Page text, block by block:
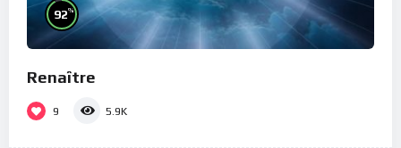
92%
Renaître
9 5.9K